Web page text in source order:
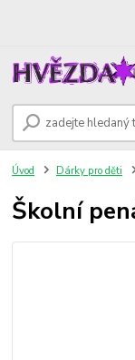
Úvod Dárky pro děti
Školní